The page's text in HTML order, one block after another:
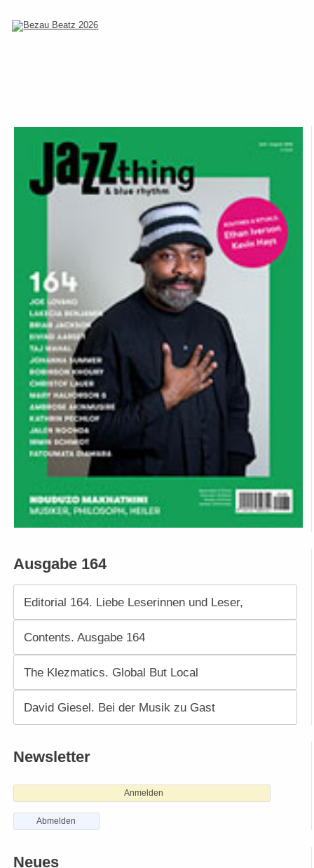
Ausgabe 164
Editorial 164. Liebe Leserinnen und Leser,
Contents. Ausgabe 164
The Klezmatics. Global But Local
David Giesel. Bei der Musik zu Gast
Newsletter
Anmelden
Abmelden
Neues